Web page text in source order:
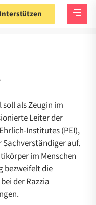
soll als Zeugin im
Leiter der
Institutes (PEI),
Sachverständiger auf.
im Menschen
bezweifelt die
der Razzia